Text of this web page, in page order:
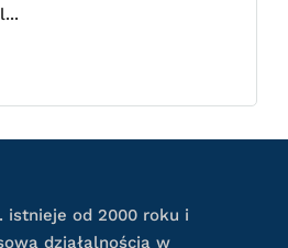
istnieje od 2000 roku i
działalnością w